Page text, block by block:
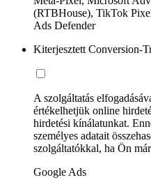
(RTBHouse), TikTok
Ads Defender
Kiterjesztett Conversion-
A szolgáltatás
értékelhetjük online
hirdetési kínálatunkat.
személyes adatait
szolgáltatókkal, ha Ön
Google Ads